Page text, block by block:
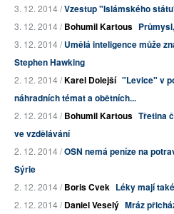
3. 12. 2014 /Vzestup "Islámského
3. 12. 2014 /Bohumil Kartous
3. 12. 2014 /Umělá inteligence může
Stephen Hawking
2. 12. 2014 /Karel Dolejší "Levice" v
náhradních témat a obětních...
2. 12. 2014 /Bohumil Kartous Třetina
ve vzdělávání
2. 12. 2014 /OSN nemá peníze na
Sýrie
2. 12. 2014 /Boris Cvek Léky mají
2. 12. 2014 /Daniel Veselý Mráz